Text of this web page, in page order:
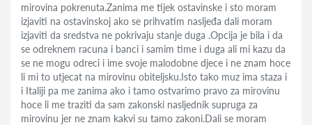
mirovina pokrenuta.Zanima me tijek ostavinske i sto moram
izjaviti na ostavinskoj ako se prihvatim nasljeđa dali moram
izjaviti da sredstva ne pokrivaju stanje duga .Opcija je bila i da
se odreknem racuna i banci i samim time i duga ali mi kazu da
se ne mogu odreci i ime svoje malodobne djece i ne znam hoce
li mi to utjecat na mirovinu obiteljsku.Isto tako muz ima staza i
i Italiji pa me zanima ako i tamo ostvarimo pravo za mirovinu
hoce li me traziti da sam zakonski nasljednik supruga za
mirovinu jer ne znam kakvi su tamo zakoni.Dali se moram